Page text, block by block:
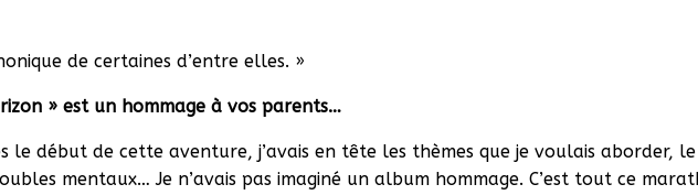
de certaines d’entre elles. »
» est un hommage à vos parents…
le début de cette aventure, j’avais en tête les thèmes que je voulais aborder,
mentaux… Je n’avais pas imaginé un album hommage. C’est tout ce